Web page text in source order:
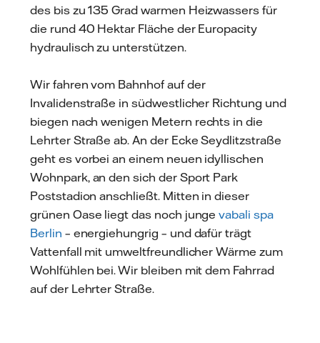
des bis zu 135 Grad warmen Heizwassers für
die rund 40 Hektar Fläche der Europacity
hydraulisch zu unterstützen.
Wir fahren vom Bahnhof auf der
Invalidenstraße in südwestlicher Richtung und
biegen nach wenigen Metern rechts in die
Lehrter Straße ab. An der Ecke Seydlitzstraße
geht es vorbei an einem neuen idyllischen
Wohnpark, an den sich der Sport Park
Poststadion anschließt. Mitten in dieser
grünen Oase liegt das noch jungevabali spa
Berlin – energiehungrig – und dafür trägt
Vattenfall mit umweltfreundlicher Wärme zum
Wohlfühlen bei. Wir bleiben mit dem Fahrrad
auf der Lehrter Straße.